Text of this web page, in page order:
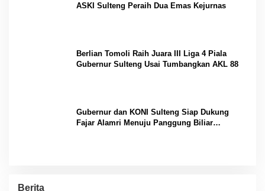
ASKI Sulteng Peraih Dua Emas Kejurnas
Berlian Tomoli Raih Juara III Liga 4 Piala
Gubernur Sulteng Usai Tumbangkan AKL 88
Gubernur dan KONI Sulteng Siap Dukung
Fajar Alamri Menuju Panggung Biliar
Berita